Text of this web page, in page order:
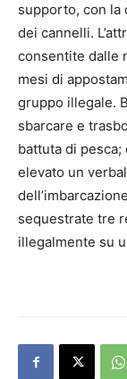
supporto, con la
dei cannelli.
consentite dalle
mesi di
gruppo illegale.
sbarcare e
battuta di
elevato un
sequestrate tre
illegalmente su